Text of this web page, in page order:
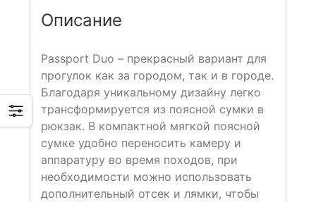
Описание
Passport Duo – прекрасный вариант для
прогулок как за городом, так и в городе.
Благодаря уникальному дизайну легко
трансформируется из поясной сумки в
рюкзак. В компактной мягкой поясной
сумке удобно переносить камеру и
аппаратуру во время походов, при
необходимости можно использовать
дополнительный отсек и лямки, чтобы